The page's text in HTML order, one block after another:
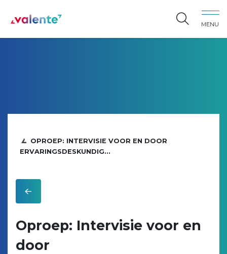
MENU
OPROEP: INTERVISIE VOOR EN DOOR
ERVARINGSDESKUNDIG...
Oproep: Intervisie voor en
door